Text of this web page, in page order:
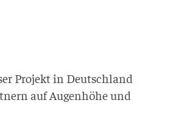
Pro­jekt in Deutsch­land
auf Augen­hö­he und